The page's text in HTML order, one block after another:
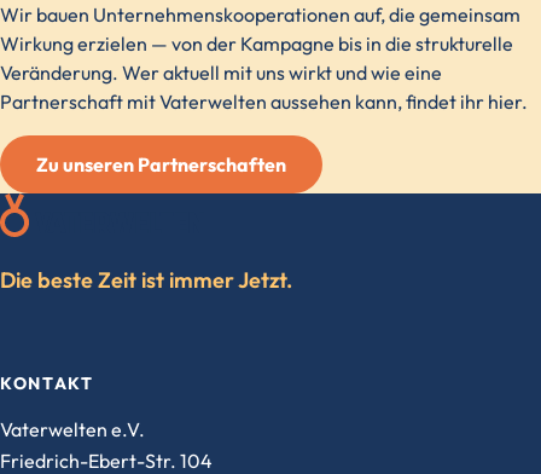
Wir bauen Unternehmenskooperationen auf, die gemeinsam
Wirkung erzielen — von der Kampagne bis in die strukturelle
Veränderung. Wer aktuell mit uns wirkt und wie eine
Partnerschaft mit Vaterwelten aussehen kann, findet ihr hier.
Zu unseren Partnerschaften
Die beste Zeit ist immer Jetzt.
KONTAKT
Vaterwelten e.V.
Friedrich-Ebert-Str. 104